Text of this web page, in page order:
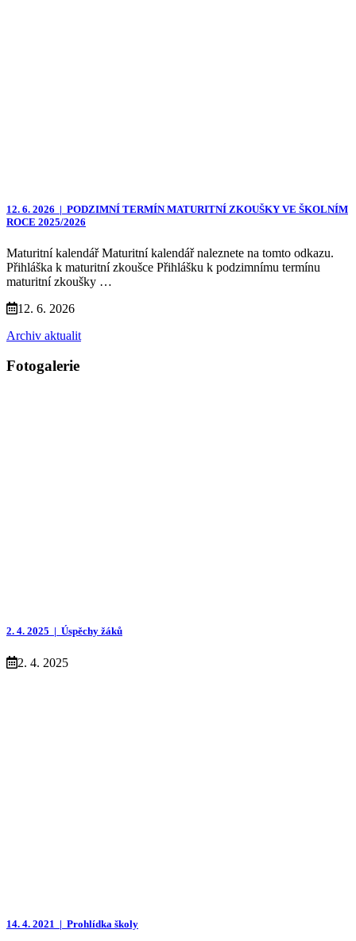
12. 6. 2026 | PODZIMNÍ TERMÍN MATURITNÍ ZKOUŠKY VE ŠKOLNÍM
ROCE 2025/2026
Maturitní kalendář Maturitní kalendář naleznete na tomto odkazu.
Přihláška k maturitní zkoušce Přihlášku k podzimnímu termínu
maturitní zkoušky …
12. 6. 2026
Archiv aktualit
Fotogalerie
2. 4. 2025 | Úspěchy žáků
2. 4. 2025
14. 4. 2021 | Prohlídka školy